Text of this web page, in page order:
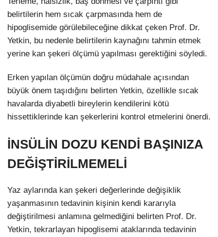
belirtilerin hem sıcak çarpmasında hem de
hipoglisemide görülebileceğine dikkat çeken Prof. Dr.
Yetkin, bu nedenle belirtilerin kaynağını tahmin etmek
yerine kan şekeri ölçümü yapılması gerektiğini söyledi.
Erken yapılan ölçümün doğru müdahale açısından
büyük önem taşıdığını belirten Yetkin, özellikle sıcak
havalarda diyabetli bireylerin kendilerini kötü
hissettiklerinde kan şekerlerini kontrol etmelerini önerdi.
İNSÜLİN DOZU KENDİ BAŞINIZA
DEĞİŞTİRİLMEMELİ
Yaz aylarında kan şekeri değerlerinde değişiklik
yaşanmasının tedavinin kişinin kendi kararıyla
değiştirilmesi anlamına gelmediğini belirten Prof. Dr.
Yetkin, tekrarlayan hipoglisemi ataklarında tedavinin